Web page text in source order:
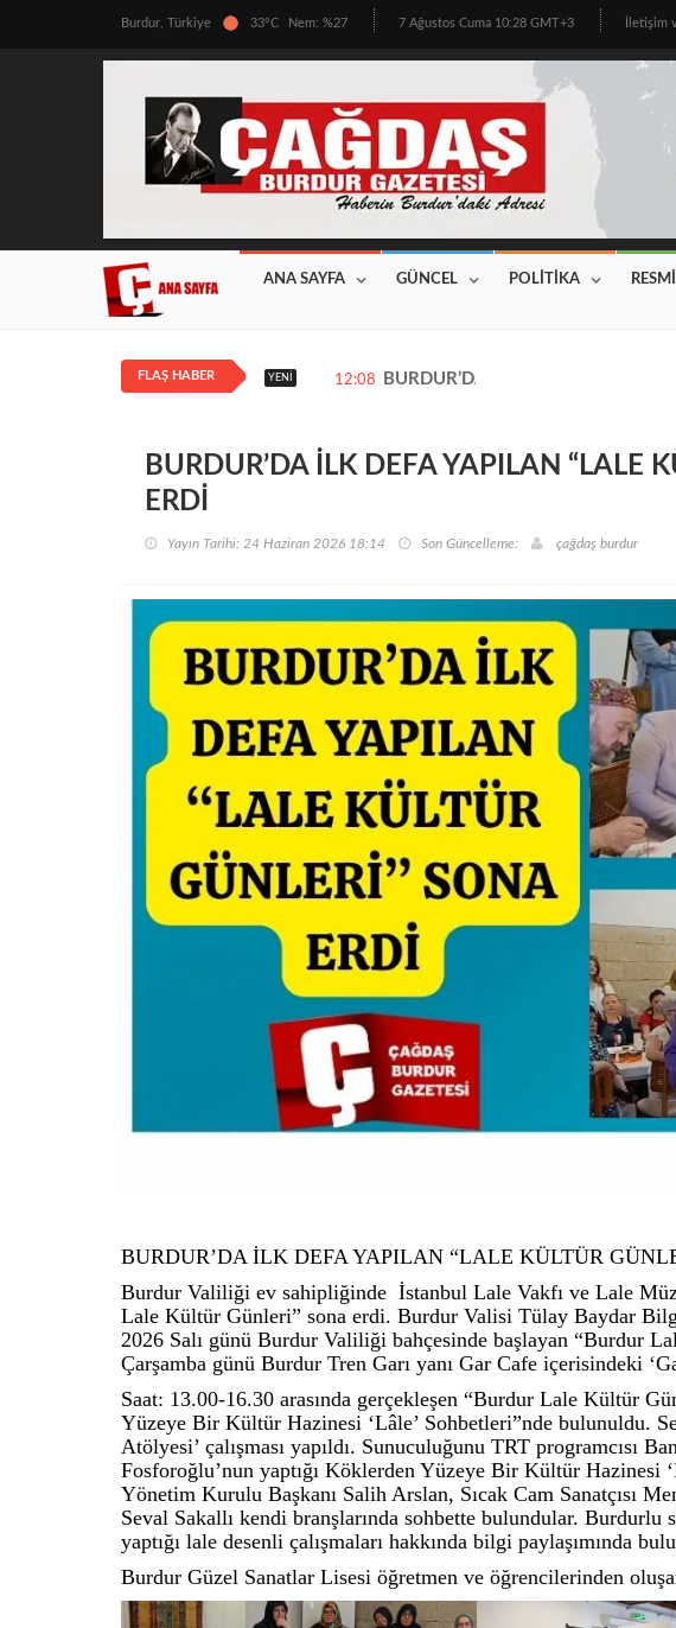
Burdur, Türkiye 33°C Nem: %27 7 Ağustos Cuma 10:28 GMT+3 İletişim
ANA SAYFA GÜNCEL POLİTİKA
FLAŞ HABER YENI 12:08 BURDUR’DA ÜRETİCİNİN
BURDUR’DA İLK DEFA YAPILAN “LALE
ERDİ
Yayın Tarihi: 24 Haziran 2026 18:14 Son Güncelleme: çağdaş burdur
BURDUR’DA İLK DEFA YAPILAN “LALE KÜLTÜR
Burdur Valiliği ev sahipliğinde İstanbul Lale Vakfı ve Lale
Lale Kültür Günleri” sona erdi. Burdur Valisi Tülay Baydar
2026 Salı günü Burdur Valiliği bahçesinde başlayan “Burdur
Çarşamba günü Burdur Tren Garı yanı Gar Cafe içerisindeki
Saat: 13.00-16.30 arasında gerçekleşen “Burdur Lale Kültür
Yüzeye Bir Kültür Hazinesi ‘Lâle’ Sohbetleri”nde bulunuldu.
Atölyesi’ çalışması yapıldı. Sunuculuğunu TRT programcısı
Fosforoğlu’nun yaptığı Köklerden Yüzeye Bir Kültür Hazinesi
Yönetim Kurulu Başkanı Salih Arslan, Sıcak Cam Sanatçısı
Seval Sakallı kendi branşlarında sohbette bulundular. Burdurlu
yaptığı lale desenli çalışmaları hakkında bilgi paylaşımında
Burdur Güzel Sanatlar Lisesi öğretmen ve öğrencilerinden